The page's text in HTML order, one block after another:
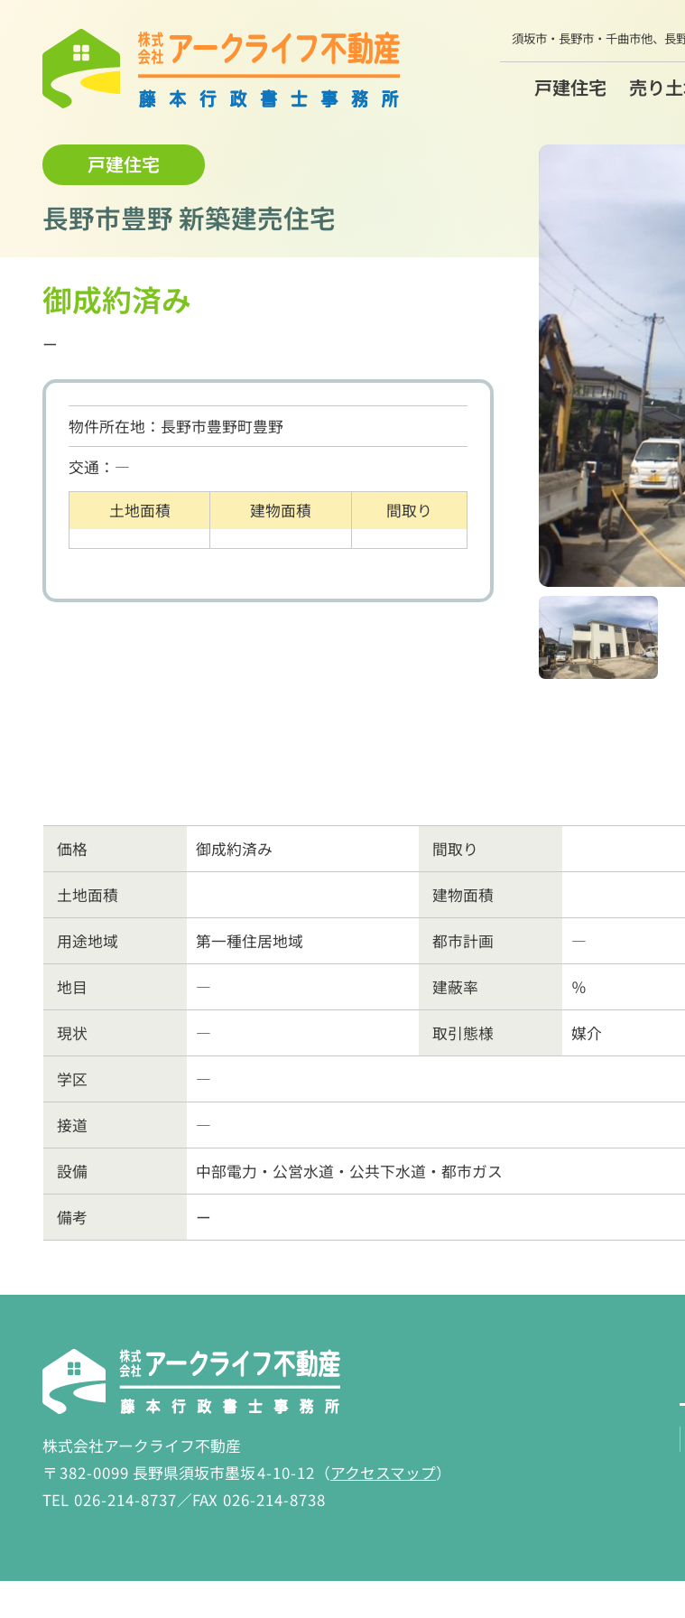
須坂市・長野市・千曲市他、 長
戸建住宅 売り
戸建住宅
長野市豊野 新築建売住宅
御成約済み
ー
物件所在地：長野市豊野町豊野
交通：―
土地面積
建物面積 間取り
価格 御成約済み 間取り
土地面積 建物面積
用途地域 第一種住居地域 都市計画 ―
地目 ― 建蔽率 ％
現状 ― 取引態様 媒介
学区 ―
接道 ―
設備 中部電力・公営水道・公共下水道・都市ガス
備考 ー
株式会社アークライフ不動産
〒 382-0099 長野県須坂市墨坂4-10-12 （アクセスマップ）
TEL 026-214-8737／FAX 026-214-8738
物件を売る サポート業務
お客様の声
026-214-8737